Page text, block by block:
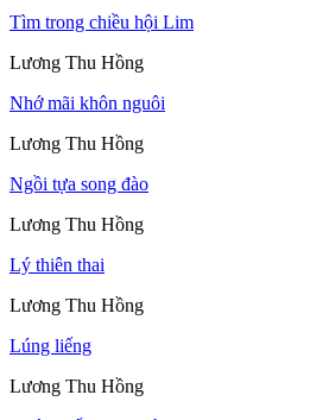
Tìm trong chiều hội Lim
Lương Thu Hồng
Nhớ mãi khôn nguôi
Lương Thu Hồng
Ngồi tựa song đào
Lương Thu Hồng
Lý thiên thai
Lương Thu Hồng
Lúng liếng
Lương Thu Hồng